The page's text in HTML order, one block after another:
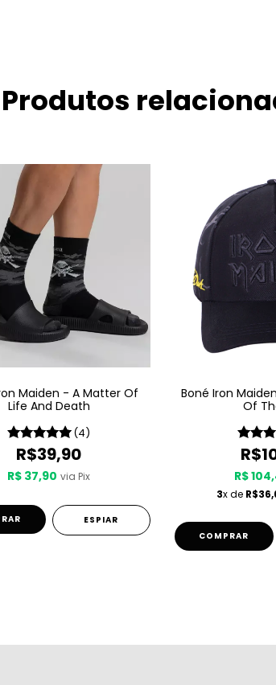
Produtos
Maiden - A Matter Of
Life And Death
(4)
R$39,90
R$ 37,90 via Pix
ESPIAR
Boné Iron
Of
R$
3x de